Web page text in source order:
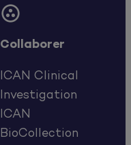

Collaborer
ICAN Clinical
Investigation
ICAN
BioCollection